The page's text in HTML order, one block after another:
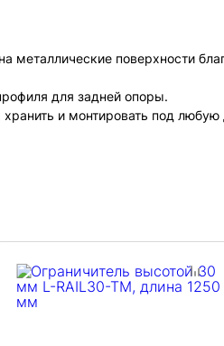
поверхности
для задней опоры.
и монтировать под